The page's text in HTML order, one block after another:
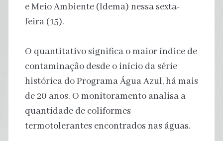
e Meio Ambiente (Idema) nessa sexta-
feira (15).
O quantitativo significa o maior índice de
contaminação desde o início da série
histórica do Programa Água Azul, há mais
de 20 anos. O monitoramento analisa a
quantidade de coliformes
termotolerantes encontrados nas águas.